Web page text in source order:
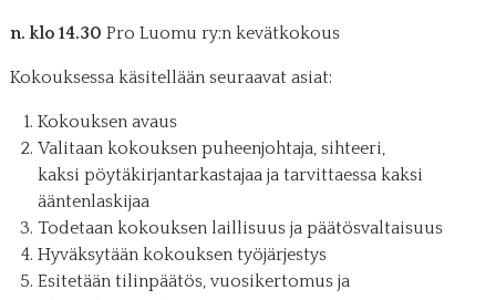
n. klo 14.30 Pro Luomu ry:n kevätkokous
Kokouksessa käsitellään seuraavat asiat:
Kokouksen avaus
Valitaan kokouksen puheenjohtaja, sihteeri,
kaksi pöytäkirjantarkastajaa ja tarvittaessa kaksi
ääntenlaskijaa
Todetaan kokouksen laillisuus ja päätösvaltaisuus
Hyväksytään kokouksen työjärjestys
Esitetään tilinpäätös, vuosikertomus ja